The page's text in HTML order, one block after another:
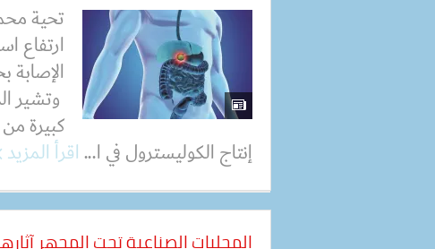
تحية
ارتفاع
الإصابة
وتشير
كبيرة
إنتاج الكوليسترول في ا...اقرأ المزيد
المحليات الصناعية تحت المجهر